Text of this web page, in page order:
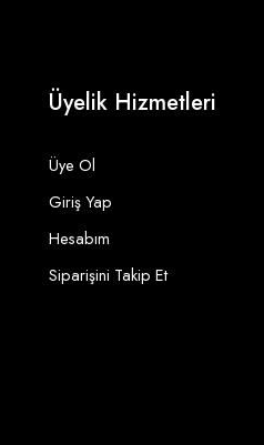
Üyelik Hizmetleri
Üye Ol
Giriş Yap
Hesabım
Siparişini Takip Et